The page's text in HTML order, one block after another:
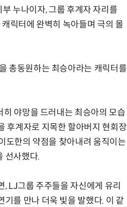
누나이자, 그룹 후계자 자리를
릭터에 완벽히 녹아들며 극의 몰
총동원하는 최승아라는 캐릭터를
야망을 드러내는 최승아의 모습
후계자로 지목한 할아버지 현회장
도한의 약점을 찾아내려 움직이는
선사했다.
LJ그룹 주주들을 자신에게 유리
를 만나 더욱 빛을 발했다. 이 같